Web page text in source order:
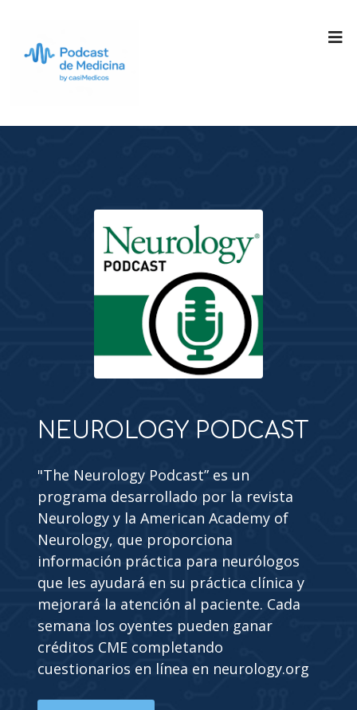
NEUROLOGY PODCAST
"The Neurology Podcast” es un
programa desarrollado por la revista
Neurology y la American Academy of
Neurology, que proporciona
información práctica para neurólogos
que les ayudará en su práctica clínica y
mejorará la atención al paciente. Cada
semana los oyentes pueden ganar
créditos CME completando
cuestionarios en línea en neurology.org